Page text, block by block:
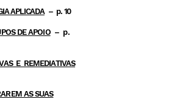
APLICADA– p. 10
DE APOIO– p.
E REMEDIATIVAS
AS SUAS